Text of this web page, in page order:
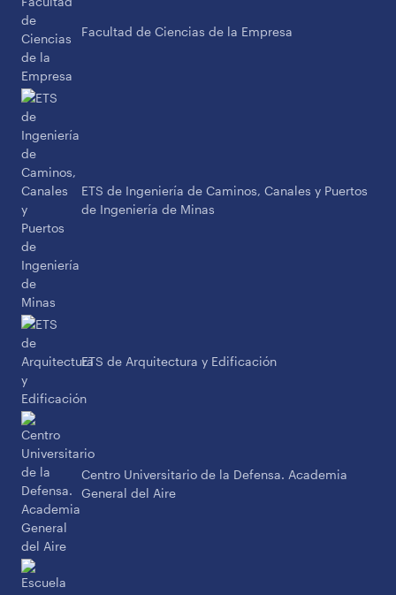
Facultad de Ciencias de la Empresa
ETS de Ingeniería de Caminos, Canales y Puertos
de Ingeniería de Minas
ETS de Arquitectura y Edificación
Centro Universitario de la Defensa. Academia
General del Aire